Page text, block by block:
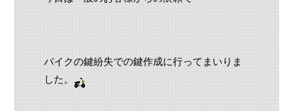
バイクの鍵紛失での鍵作成に行ってまいりま
した。